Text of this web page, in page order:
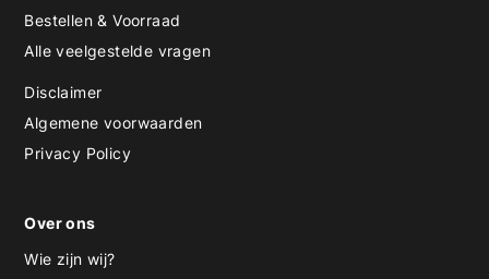
Bestellen & Voorraad
Alle veelgestelde vragen
Disclaimer
Algemene voorwaarden
Privacy Policy
Over ons
Wie zijn wij?